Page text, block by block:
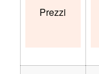
Prezzi